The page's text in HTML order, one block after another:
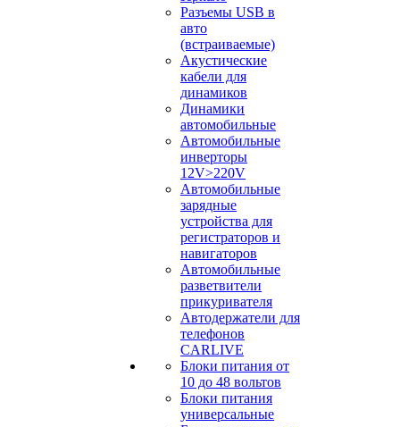
Разъемы USB в
авто
(встраиваемые)
Акустические
кабели для
динамиков
Динамики
автомобильные
Автомобильные
инверторы
12V>220V
Автомобильные
зарядные
устройства для
регистраторов и
навигаторов
Автомобильные
разветвители
прикуривателя
Автодержатели для
телефонов
CARLIVE
Блоки питания от
10 до 48 вольтов
Блоки питания
универсальные